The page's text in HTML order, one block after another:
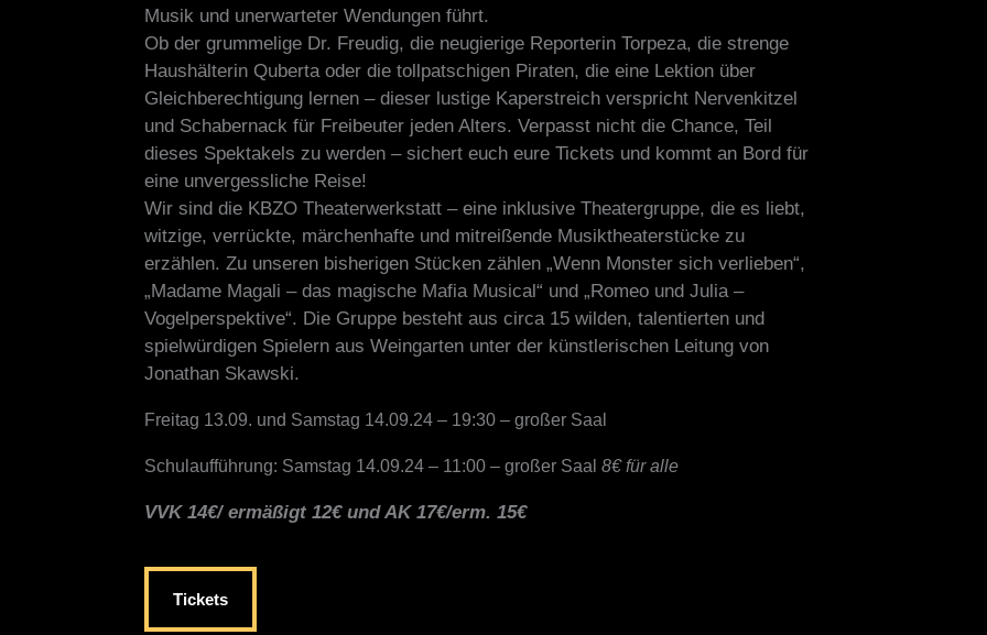
Musik und unerwarteter Wendungen führt.
Ob der grummelige Dr. Freudig, die neugierige Reporterin Torpeza, die strenge
Haushälterin Quberta oder die tollpatschigen Piraten, die eine Lektion über
Gleichberechtigung lernen – dieser lustige Kaperstreich verspricht Nervenkitzel
und Schabernack für Freibeuter jeden Alters. Verpasst nicht die Chance, Teil
dieses Spektakels zu werden – sichert euch eure Tickets und kommt an Bord für
eine unvergessliche Reise!
Wir sind die KBZO Theaterwerkstatt – eine inklusive Theatergruppe, die es liebt,
witzige, verrückte, märchenhafte und mitreißende Musiktheaterstücke zu
erzählen. Zu unseren bisherigen Stücken zählen „Wenn Monster sich verlieben“,
„Madame Magali – das magische Mafia Musical“ und „Romeo und Julia –
Vogelperspektive“. Die Gruppe besteht aus circa 15 wilden, talentierten und
spielwürdigen Spielern aus Weingarten unter der künstlerischen Leitung von
Jonathan Skawski.
Freitag 13.09. und Samstag 14.09.24 – 19:30 – großer Saal
Schulaufführung: Samstag 14.09.24 – 11:00 – großer Saal8€ für alle
VVK 14€/ ermäßigt 12€ und AK 17€/erm. 15€
Tickets